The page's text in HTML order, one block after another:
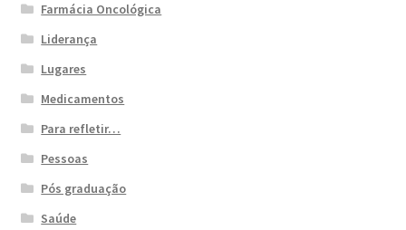
Farmácia Oncológica
Liderança
Lugares
Medicamentos
Para refletir…
Pessoas
Pós graduação
Saúde